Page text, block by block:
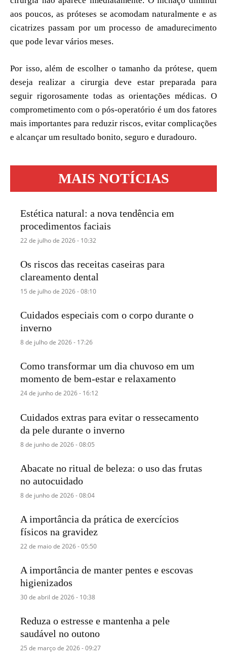
aos poucos, as próteses se acomodam naturalmente e as
cicatrizes passam por um processo de amadurecimento
que pode levar vários meses.
Por isso, além de escolher o tamanho da prótese, quem
deseja realizar a cirurgia deve estar preparada para
seguir rigorosamente todas as orientações médicas. O
comprometimento com o pós-operatório é um dos fatores
mais importantes para reduzir riscos, evitar complicações
e alcançar um resultado bonito, seguro e duradouro.
MAIS NOTÍCIAS
Estética natural: a nova tendência em
procedimentos faciais
22 de julho de 2026 - 10:32
Os riscos das receitas caseiras para
clareamento dental
15 de julho de 2026 - 08:10
Cuidados especiais com o corpo durante o
inverno
8 de julho de 2026 - 17:26
Como transformar um dia chuvoso em um
momento de bem-estar e relaxamento
24 de junho de 2026 - 16:12
Cuidados extras para evitar o ressecamento
da pele durante o inverno
8 de junho de 2026 - 08:05
Abacate no ritual de beleza: o uso das frutas
no autocuidado
8 de junho de 2026 - 08:04
A importância da prática de exercícios
físicos na gravidez
22 de maio de 2026 - 05:50
A importância de manter pentes e escovas
higienizados
30 de abril de 2026 - 10:38
Reduza o estresse e mantenha a pele
saudável no outono
25 de março de 2026 - 09:27